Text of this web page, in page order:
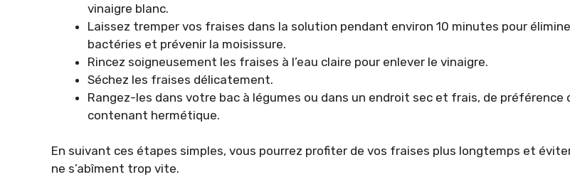
vinaigre blanc.
Laissez tremper vos fraises dans la solution pendant environ 10 minutes pour
bactéries et prévenir la moisissure.
Rincez soigneusement les fraises à l’eau claire pour enlever le vinaigre.
Séchez les fraises délicatement.
Rangez-les dans votre bac à légumes ou dans un endroit sec et frais, de préférence
contenant hermétique.
En suivant ces étapes simples, vous pourrez profiter de vos fraises plus longtemps et éviter
ne s’abîment trop vite.